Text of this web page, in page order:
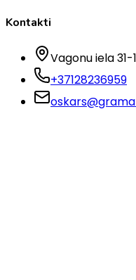
Kontakti
Vagonu iela 31-1
+37128236959